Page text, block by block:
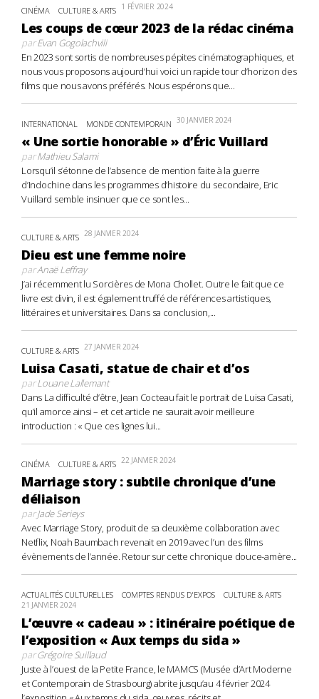
CINÉMA CULTURE & ARTS 1 FÉVRIER 2024
Les coups de cœur 2023 de la rédac cinéma
parEvan Gogolachvili
En 2023 sont sortis de nombreuses pépites cinématographiques, et
nous vous proposons aujourd’hui voici un rapide tour d’horizon des
films que nous avons préférés. Nous espérons que...
INTERNATIONAL MONDE CONTEMPORAIN 30 JANVIER 2024
« Une sortie honorable » d’Éric Vuillard
parMathieu Salami
Lorsqu’il s’étonne de l’absence de mention faite à la guerre
d’Indochine dans les programmes d’histoire du secondaire, Eric
Vuillard semble insinuer que ce sont les...
CULTURE & ARTS 28 JANVIER 2024
Dieu est une femme noire
parAnaë Leffray
J’ai récemment lu Sorcières de Mona Chollet. Outre le fait que ce
livre est divin, il est également truffé de références artistiques,
littéraires et universitaires. Dans sa conclusion,...
CULTURE & ARTS 27 JANVIER 2024
Luisa Casati, statue de chair et d’os
parLouane Lallemant
Dans La difficulté d’être, Jean Cocteau fait le portrait de Luisa Casati,
qu’il amorce ainsi – et cet article ne saurait avoir meilleure
introduction : « Que ces lignes lui...
CINÉMA CULTURE & ARTS 22 JANVIER 2024
Marriage story : subtile chronique d’une
déliaison
parJade Serieys
Avec Marriage Story, produit de sa deuxième collaboration avec
Netflix, Noah Baumbach revenait en 2019 avec l’un des films
évènements de l’année. Retour sur cette chronique douce-amère...
ACTUALITÉS CULTURELLES COMPTES RENDUS D'EXPOS CULTURE & ARTS
21 JANVIER 2024
L’œuvre « cadeau » : itinéraire poétique de
l’exposition « Aux temps du sida »
parGrégoire Suillaud
Juste à l’ouest de la Petite France, le MAMCS (Musée d’Art Moderne
et Contemporain de Strasbourg) abrite jusqu’au 4 février 2024